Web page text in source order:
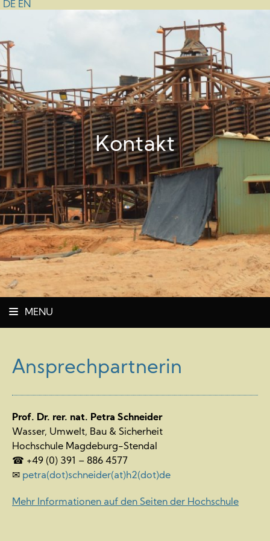
DE EN
Kontakt
MENU
Ansprechpartnerin
Prof. Dr. rer. nat. Petra Schneider
Wasser, Umwelt, Bau & Sicherheit
Hochschule Magdeburg-Stendal
☎ +49 (0) 391 – 886 4577
✉ petra(dot)schneider(at)h2(dot)de
Mehr Informationen auf den Seiten der Hochschule